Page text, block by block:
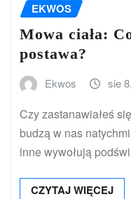
EKWOS
Mowa ciała:
postawa?
Ekwos sie
Czy zastanawiałeś
budzą w nas
inne wywołują
CZYTAJ WIĘCEJ